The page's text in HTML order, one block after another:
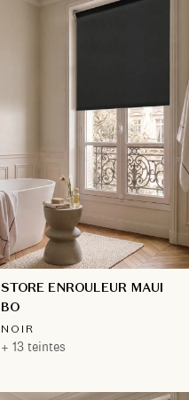
STORE ENROULEUR MAUI
BO
NOIR
+ 13 teintes